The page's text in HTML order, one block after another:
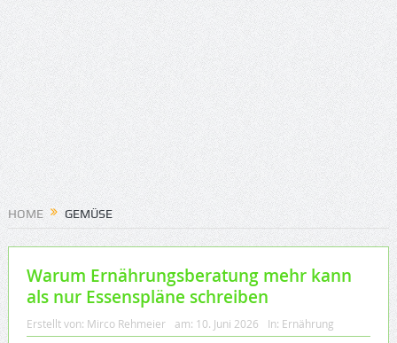
HOME GEMÜSE
Warum Ernährungsberatung mehr kann
als nur Essenspläne schreiben
Erstellt von: Mirco Rehmeier am: 10. Juni 2026 In: Ernährung